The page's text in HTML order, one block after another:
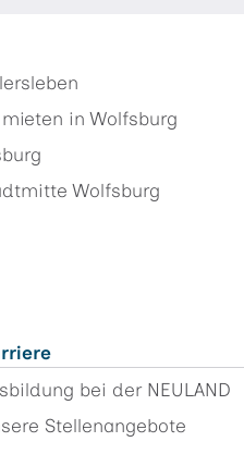
in Wolfsburg
Wolfsburg
bei der NEULAND
Stellenangebote